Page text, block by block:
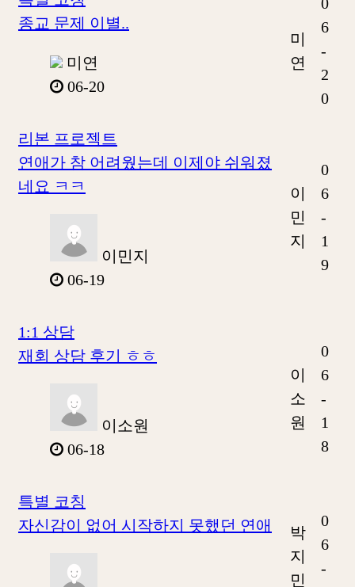
종교 문제 이별..
미연
06-20
미
연
6
-
2
0
리본 프로젝트
연애가 참 어려웠는데 이제야 쉬워졌
네요 ㅋㅋ
이민지
06-19
이
민
지
0
6
-
1
9
1:1 상담
재회 상담 후기 ㅎㅎ
이소원
06-18
이
소
원
0
6
-
1
8
특별 코칭
자신감이 없어 시작하지 못했던 연애
박
지
민
0
6
-